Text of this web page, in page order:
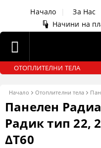
Начало За Нас
Начини на
ОТОПЛИТЕЛНИ ТЕЛА
Начало Отоплителни тела
Панелен
Радик тип 22,
ΔT60